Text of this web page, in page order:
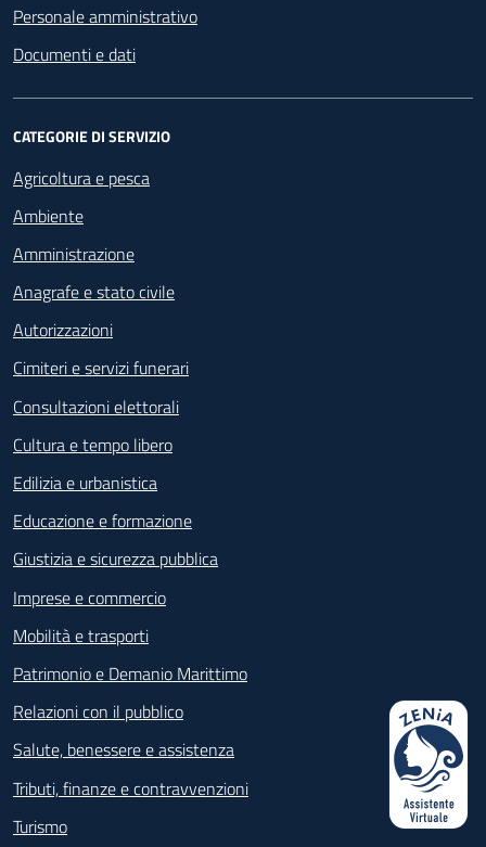
Personale amministrativo
Documenti e dati
CATEGORIE DI SERVIZIO
Agricoltura e pesca
Ambiente
Amministrazione
Anagrafe e stato civile
Autorizzazioni
Cimiteri e servizi funerari
Consultazioni elettorali
Cultura e tempo libero
Edilizia e urbanistica
Educazione e formazione
Giustizia e sicurezza pubblica
Imprese e commercio
Mobilità e trasporti
Patrimonio e Demanio Marittimo
Relazioni con il pubblico
Salute, benessere e assistenza
Tributi, finanze e contravvenzioni
Turismo